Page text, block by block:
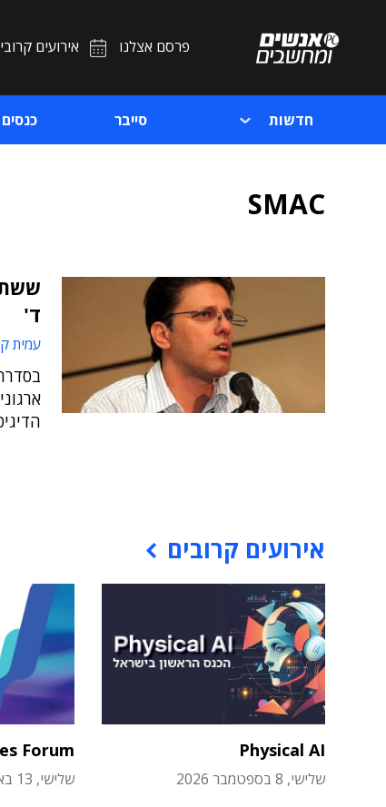
פרסם אצלנו אירועים
חדשות סייבר כנסים
SMAC
ששת
ד'
עמית
אירועים קרובים
Physical AI
שלישי, 8 בספטמבר 2026
Forum
שלישי, 13 באוקטובר 2026